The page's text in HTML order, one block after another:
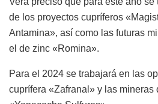
de los proyectos cupríferos
Antamina», así como las futuras
el de zinc «Romina».
Para el 2024 se trabajará en las
cuprífera «Zafranal» y las mineras